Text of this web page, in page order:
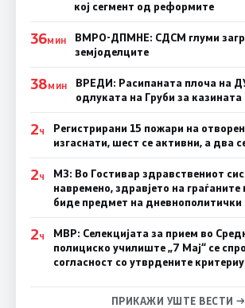
кој сегмент од реформите
36МИН
ВМРО-ДПМНЕ: СДСМ глуми
земјоделците
38МИН
ВРЕДИ: Расипаната плоча на
одлуката на Груби за казината
2Ч
Регистрирани 15 пожари на
изгаснати, шест се активни, а два
2Ч
МЗ: Во Гостивар здравствениот
навремено, здравјето на граѓаните
биде предмет на дневнополитички
2Ч
МВР: Селекцијата за прием во
полициско училиште „7 Мај“ се
согласност со утврдените
ПРИКАЖИ УШТЕ ВЕСТИ →